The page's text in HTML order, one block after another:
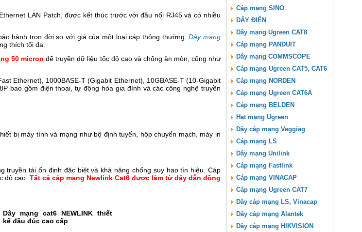
LAN Patch, được kết thúc trước với đầu nối RJ45 và có nhiều
hành trọn đời so với giá của một loại cáp thông thường.Dây mạng
thích tối đa.
50 micron để truyền dữ liệu tốc độ cao và chống ăn mòn, cũng như
Ethernet), 1000BASE-T (Gigabit Ethernet), 10GBASE-T (10-Gigabit
bao gồm điện thoại, tự động hóa gia đình và các công nghệ truyền
bị máy tính và mạng như bộ định tuyến, hộp chuyển mạch, máy in
truyền tải ổn định đặc biệt và khả năng chống suy hao tín hiệu. Cáp
độ cao. Tất cả cáp mạng Newlink Cat6 được làm từ dây dẫn đồng
Dây mạng cat6 NEWLINK thiết
kế đầu đúc cao cấp
Cáp mạng SINO
DÂY ĐIỆN
Dây mạng Ugreen CAT8
Cáp mạng PANDUIT
Dây mạng COMMSCOPE
Cáp mạng Ugreen CAT5, CAT6
Cáp mạng NORDEN
Cáp mạng Ugreen CAT6A
Cáp mạng BELDEN
Hạt mạng Ugreen
Dây cáp mạng Veggieg
Cáp mạng LS
Dây mạng Unilink
Cáp mạng Fastlink
Cáp mạng VINACAP
Cáp mạng Ugreen CAT7
Dây cáp mạng LS, Vinacap
Dây cáp mạng Alantek
Dây cáp mạng HIKVISION